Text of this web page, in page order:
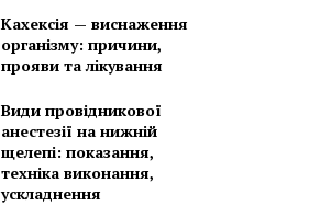
Кахексія — виснаження
організму: причини,
прояви та лікування
Види провідникової
анестезії на нижній
щелепі: показання,
техніка виконання,
ускладнення